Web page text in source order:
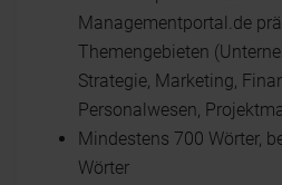
Managementportal.de
Themengebieten
Strategie, Marketing,
Personalwesen,
Mindestens 700 Wörter,
Wörter